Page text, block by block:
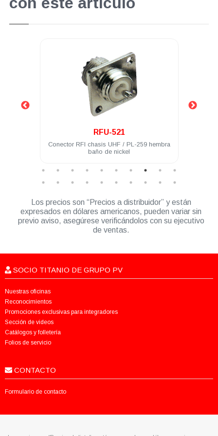
RFU-521
Conector RFI chasis UHF / PL-259 hembra
baño de nickel
Los precios son “Precios a distribuidor” y están
expresados en dólares americanos, pueden variar sin
previo aviso, asegúrese verificándolos con su ejecutivo
de ventas.
SOCIO TITANIO DE GRUPO PV
Nuestras oficinas
Reconocimientos
Promociones exclusivas para integradores
Sección de videos
Catálogos y folletería
Folios de servicio
CONTACTO
Formulario de contacto